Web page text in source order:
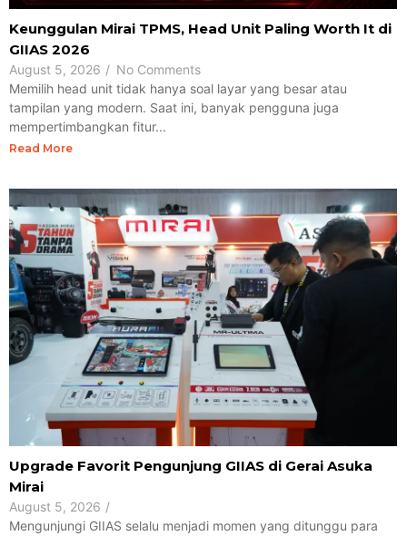
Keunggulan Mirai TPMS, Head Unit Paling Worth It di
GIIAS 2026
August 5, 2026 / No Comments
Memilih head unit tidak hanya soal layar yang besar atau
tampilan yang modern. Saat ini, banyak pengguna juga
mempertimbangkan fitur...
Read More
Upgrade Favorit Pengunjung GIIAS di Gerai Asuka
Mirai
August 5, 2026 /
Mengunjungi GIIAS selalu menjadi momen yang ditunggu para